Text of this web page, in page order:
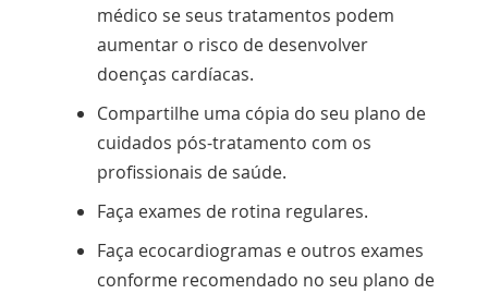
médico se seus tratamentos podem
aumentar o risco de desenvolver
doenças cardíacas.
Compartilhe uma cópia do seu plano de
cuidados pós-tratamento com os
profissionais de saúde.
Faça exames de rotina regulares.
Faça ecocardiogramas e outros exames
conforme recomendado no seu plano de